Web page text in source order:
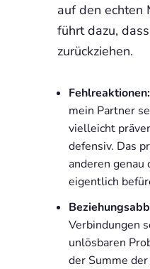
auf den echten
führt dazu,
zurückziehen.
Fehlreaktionen:
mein Partner
vielleicht
defensiv. Das
anderen genau
eigentlich
Verbindungen
unlösbaren
der Summe